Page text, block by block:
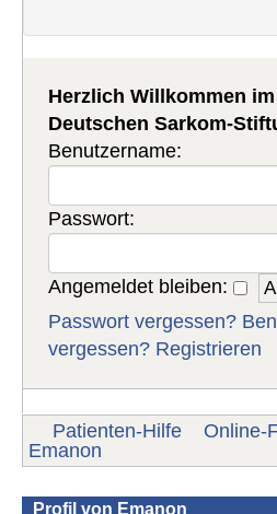
Herzlich Willkommen
Deutschen Sarkom-
Benutzername:
Passwort:
Angemeldet bleiben:
Passwort vergessen?
vergessen? Registrieren
Patienten-Hilfe Online-
Emanon
Profil von Emanon